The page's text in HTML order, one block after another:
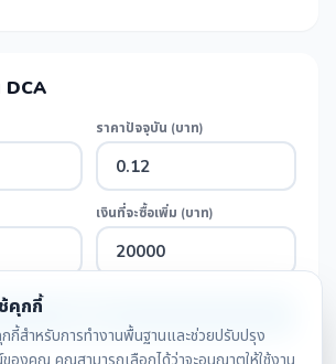
DCA
ราคาปัจจุบัน (บาท)
เงินที่จะซื้อเพิ่ม (บาท)
คุกกี้
กกี้สำหรับการทำงานพื้นฐานและช่วยปรับปรุง